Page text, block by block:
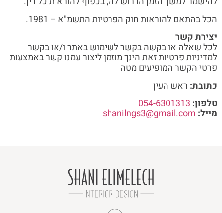
הכל בהתאם להוראות חוק הפרטיות התשמ"א – 1981.
יצירת קשר
לכל שאלה או בקשה בקשר לשימוש באתר ו/או בקשר
למדיניות פרטיות זאת הינך מוזמן ליצור עמנו קשר באמצעות
פרטי הקשר המופיעים מטה
כתובת: ראש העין
טלפון: 054-6301313
מייל: shanilngs3@gmail.com